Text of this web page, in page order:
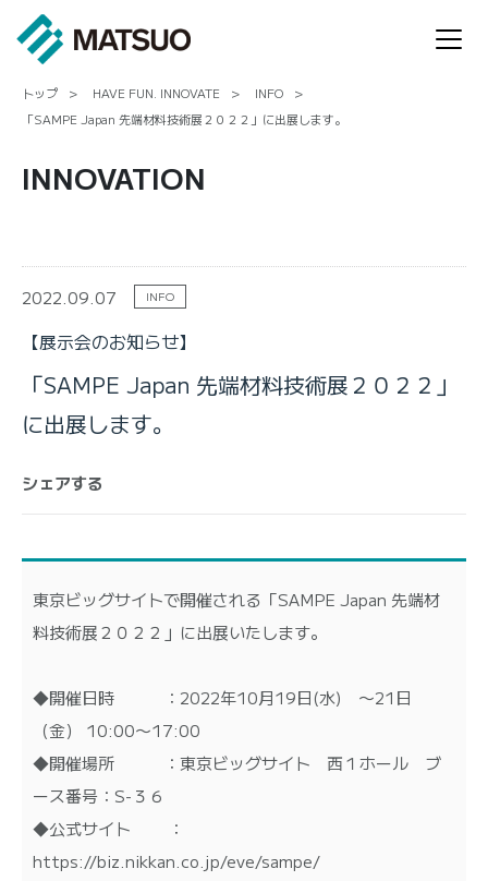
トップ HAVE FUN. INNOVATE
INFO
「SAMPE Japan 先端材料技術展２０２２」に出展します。
INNOVATION
2022.09.07 INFO
【展示会のお知らせ】
「SAMPE Japan 先端材料技術展２０２２」
に出展します。
シェアする
東京ビッグサイトで開催される「SAMPE Japan 先端材
料技術展２０２２」に出展いたします。
◆開催日時 ：2022年10月19日(水) 〜21日
（金） 10:00〜17:00
◆開催場所 ：東京ビッグサイト 西１ホール ブ
ース番号：S-３６
◆公式サイト ：
https://biz.nikkan.co.jp/eve/sampe/